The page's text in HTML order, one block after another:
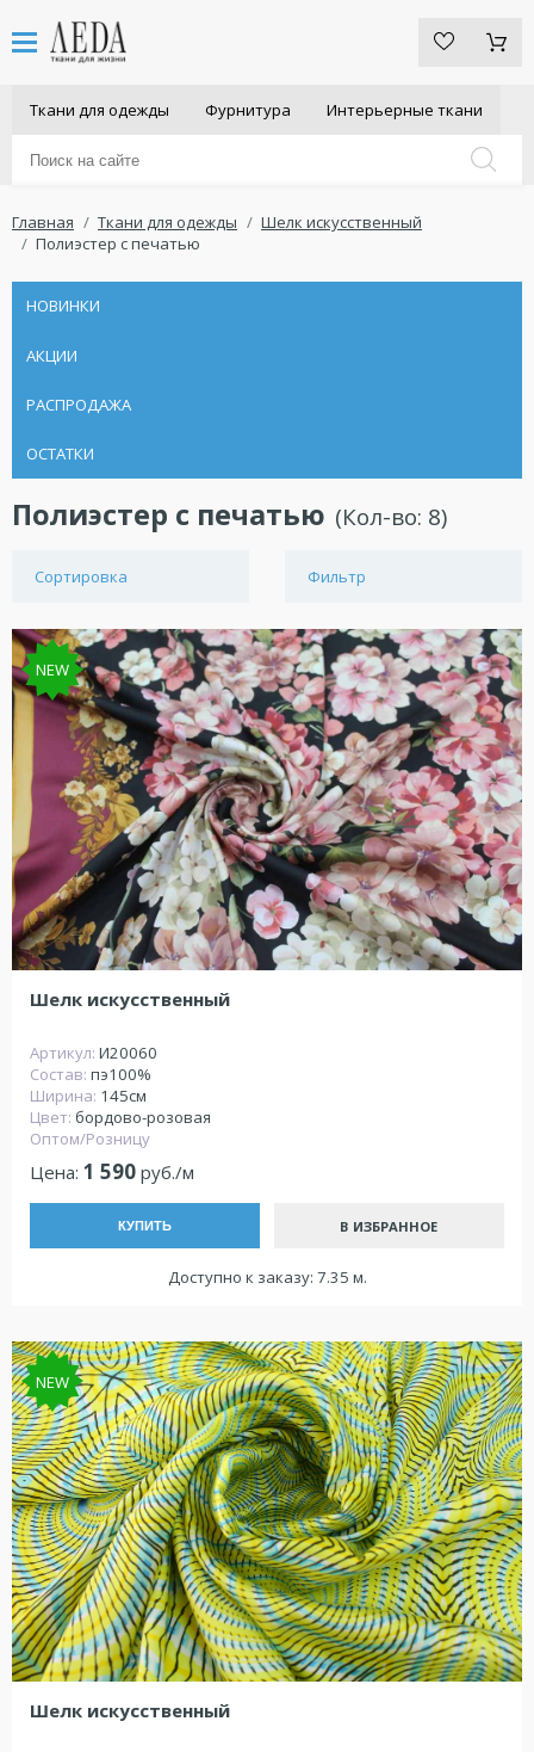
Ткани для одежды Фурнитура Интерьерные ткани
Главная Ткани для одежды
Шелк искусственный
Полиэстер с печатью
НОВИНКИ
АКЦИИ
РАСПРОДАЖА
ОСТАТКИ
Полиэстер с печатью (Кол-во: 8)
Сортировка Фильтр
NEW
Шелк искусственный
Артикул: И20060
Состав: пэ100%
Ширина: 145см
Цвет: бордово-розовая
Оптом/Розницу
Цена: 1 590 руб./м
КУПИТЬ В ИЗБРАННОЕ
Доступно к заказу: 7.35 м.
NEW
Шелк искусственный